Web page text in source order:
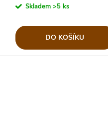
cena:Skladem >5 ks
DO KOŠÍKU